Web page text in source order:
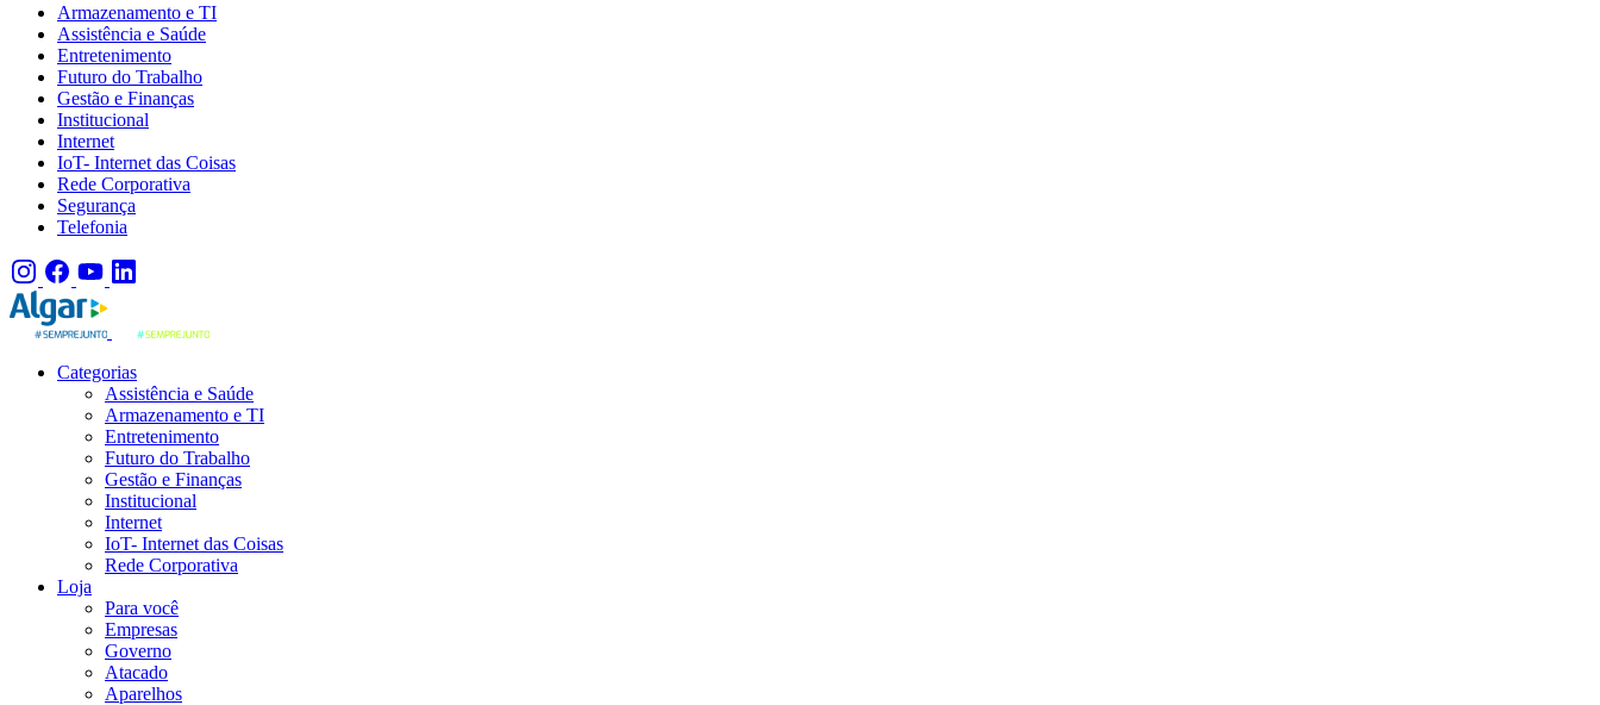
Armazenamento e TI
Assistência e Saúde
Entretenimento
Futuro do Trabalho
Gestão e Finanças
Institucional
Internet
IoT- Internet das Coisas
Rede Corporativa
Segurança
Telefonia
Categorias
Assistência e Saúde
Armazenamento e TI
Entretenimento
Futuro do Trabalho
Gestão e Finanças
Institucional
Internet
IoT- Internet das Coisas
Rede Corporativa
Loja
Para você
Empresas
Governo
Atacado
Aparelhos